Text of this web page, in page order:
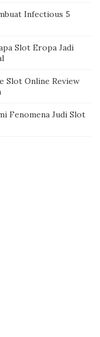
Infectious 5
Slot Eropa Jadi
Slot Online Review
Fenomena Judi Slot